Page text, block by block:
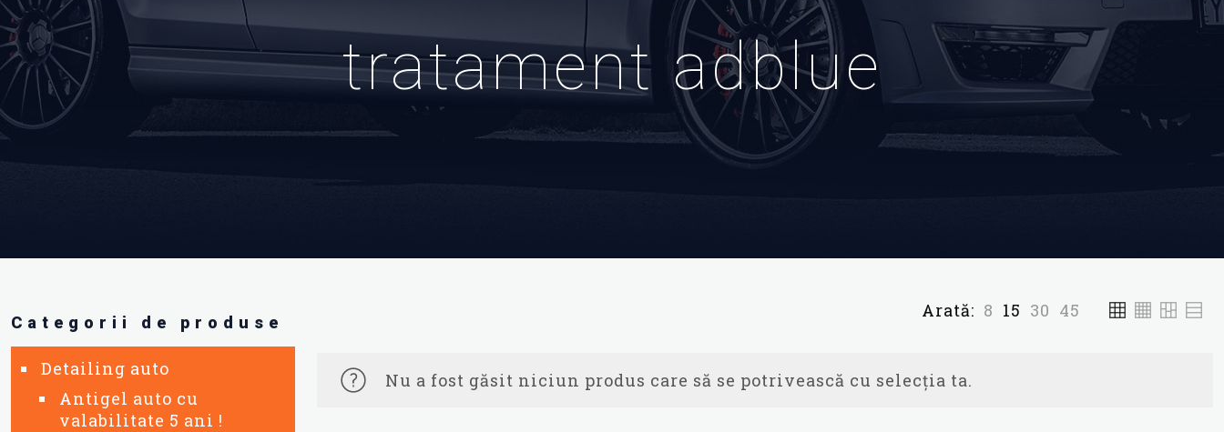
tratament adblue
Categorii de produse
Detailing auto
Antigel auto cu
valabilitate 5 ani !
Arată: 8 15 30 45
Nu a fost găsit niciun produs care să se potrivească cu selecția ta.